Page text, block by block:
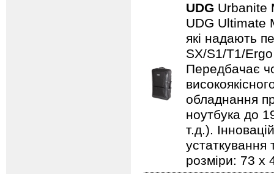
UDG Urbanite
UDG Ultimate
які надають
SX/S1/T1/
Передбачає
обладнання
ноутбука до
т.д.).
устаткування
розміри: 73 x